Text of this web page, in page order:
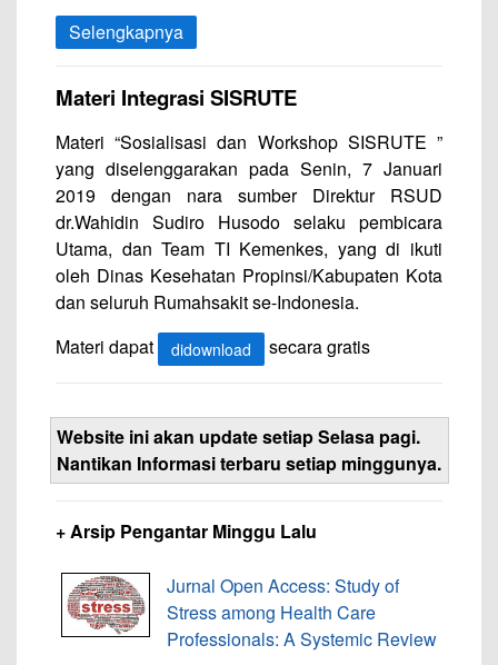
Selengkapnya
Materi Integrasi SISRUTE
Materi “Sosialisasi dan Workshop SISRUTE ”
yang diselenggarakan pada Senin, 7 Januari
2019 dengan nara sumber Direktur RSUD
dr.Wahidin Sudiro Husodo selaku pembicara
Utama, dan Team TI Kemenkes, yang di ikuti
oleh Dinas Kesehatan Propinsi/Kabupaten Kota
dan seluruh Rumahsakit se-Indonesia.
Materi dapat
didownload secara gratis
Website ini akan update setiap Selasa pagi.
Nantikan Informasi terbaru setiap minggunya.
+ Arsip Pengantar Minggu Lalu
Jurnal Open Access: Study of
Stress among Health Care
Professionals: A Systemic Review